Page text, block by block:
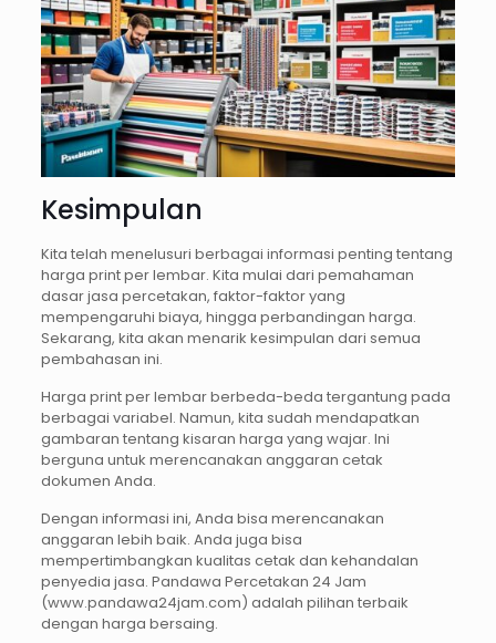
Kesimpulan
Kita telah menelusuri berbagai informasi penting tentang
harga print per lembar. Kita mulai dari pemahaman
dasar jasa percetakan, faktor-faktor yang
mempengaruhi biaya, hingga perbandingan harga.
Sekarang, kita akan menarik kesimpulan dari semua
pembahasan ini.
Harga print per lembar berbeda-beda tergantung pada
berbagai variabel. Namun, kita sudah mendapatkan
gambaran tentang kisaran harga yang wajar. Ini
berguna untuk merencanakan anggaran cetak
dokumen Anda.
Dengan informasi ini, Anda bisa merencanakan
anggaran lebih baik. Anda juga bisa
mempertimbangkan kualitas cetak dan kehandalan
penyedia jasa. Pandawa Percetakan 24 Jam
(www.pandawa24jam.com) adalah pilihan terbaik
dengan harga bersaing.